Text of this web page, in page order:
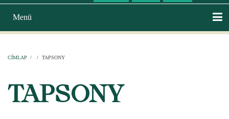
Main
navigation
Menü
CÍMLAP / / TAPSONY
TAPSONY